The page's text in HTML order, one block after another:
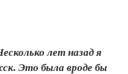
лет назад я
Это была вроде бы